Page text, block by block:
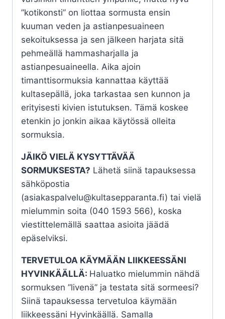
”kotikonsti” on liottaa sormusta ensin
kuuman veden ja astianpesuaineen
sekoituksessa ja sen jälkeen harjata sitä
pehmeällä hammasharjalla ja
astianpesuaineella. Aika ajoin
timanttisormuksia kannattaa käyttää
kultasepällä, joka tarkastaa sen kunnon ja
erityisesti kivien istutuksen. Tämä koskee
etenkin jo jonkin aikaa käytössä olleita
sormuksia.
JÄIKÖ VIELÄ KYSYTTÄVÄÄ
SORMUKSESTA? Lähetä siinä tapauksessa
sähköpostia
(asiakaspalvelu@kultasepparanta.fi) tai vielä
mielummin soita (040 1593 566), koska
viestittelemällä saattaa asioita jäädä
epäselviksi.
TERVETULOA KÄYMÄÄN LIIKKEESSÄNI
HYVINKÄÄLLÄ: Haluatko mielummin nähdä
sormuksen ”livenä” ja testata sitä sormeesi?
Siinä tapauksessa tervetuloa käymään
liikkeessäni Hyvinkäällä. Samalla